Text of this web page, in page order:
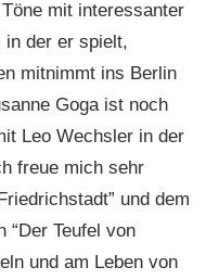
mit interessanter
in der er spielt,
mitnimmt ins Berlin
Goga ist noch
Leo Wechsler in der
freue mich sehr
und dem
“Der Teufel von
und am Leben von